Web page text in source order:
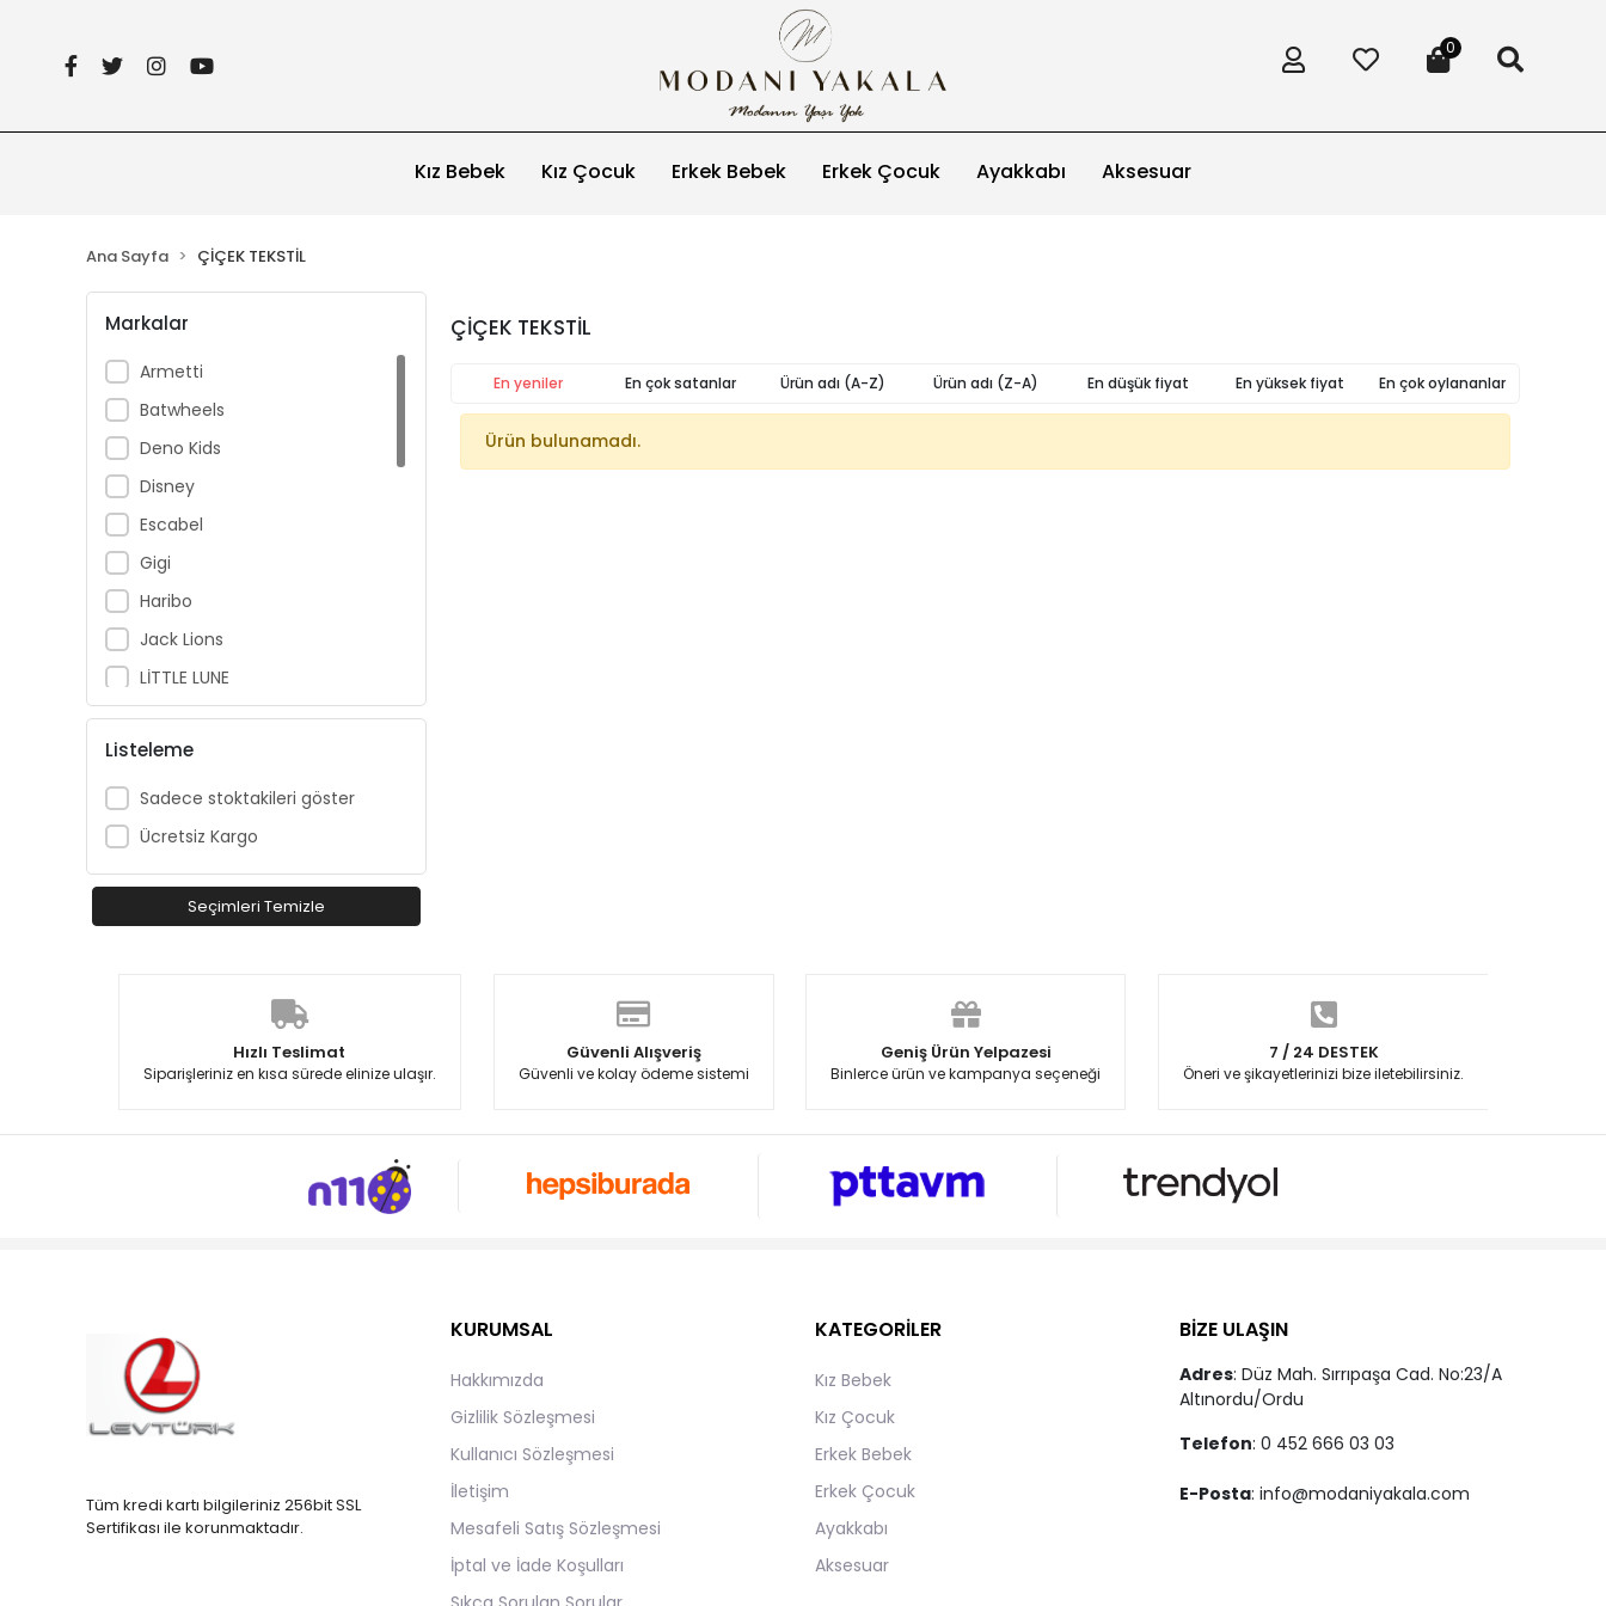
0
Kız Bebek Kız Çocuk Erkek Bebek Erkek Çocuk Ayakkabı Aksesuar
Ana Sayfa ÇİÇEK TEKSTİL
Markalar
Armetti
Batwheels
Deno Kids
Disney
Escabel
Gigi
Haribo
Jack Lions
LİTTLE LUNE
Loco Loco
Looney Tunes
Losan
Marco Kids
Mayoral
Momy Kids
Nukutavake
PEPİNO
Listeleme
Sadece stoktakileri göster
Ücretsiz Kargo
Seçimleri Temizle
ÇİÇEK TEKSTİL
En yeniler En çok satanlar Ürün adı (A-Z) Ürün adı (Z-A) En düşük fiyat En yüksek fiyat En çok oylananlar
Ürün bulunamadı.
Hızlı Teslimat
Siparişleriniz en kısa sürede elinize ulaşır.
Güvenli Alışveriş
Güvenli ve kolay ödeme sistemi
Geniş Ürün Yelpazesi
Binlerce ürün ve kampanya seçeneği
7 / 24 DESTEK
Öneri ve şikayetlerinizi bize iletebilirsiniz.
Tüm kredi kartı bilgileriniz 256bit SSL
Sertifikası ile korunmaktadır.
KURUMSAL
Hakkımızda
Gizlilik Sözleşmesi
Kullanıcı Sözleşmesi
İletişim
Mesafeli Satış Sözleşmesi
İptal ve İade Koşulları
KATEGORİLER
Kız Bebek
Kız Çocuk
Erkek Bebek
Erkek Çocuk
Ayakkabı
Aksesuar
BİZE ULAŞIN
Adres: Düz Mah. Sırrıpaşa Cad. No:23/A
Altınordu/Ordu
Telefon: 0 452 666 03 03
E-Posta: info@modaniyakala.com